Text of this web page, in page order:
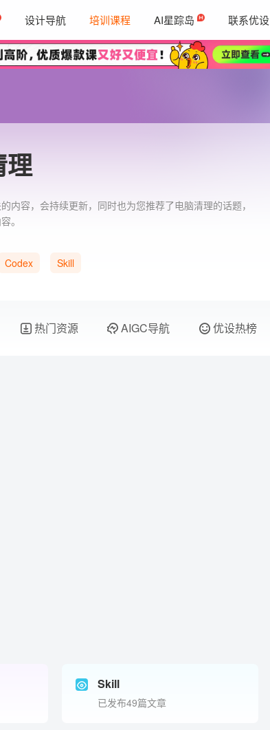
设计导航 培训课程 AI星踪岛 联系优设
理
内容，会持续更新，同时也为您推荐了电脑清理的话题，
。
Codex Skill
热门资源 AIGC导航 优设热榜
Skill
已发布49篇文章